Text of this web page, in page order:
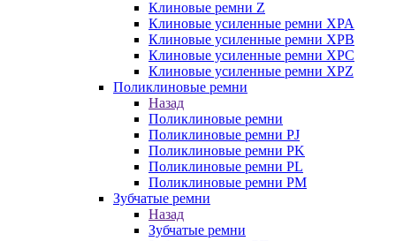
Клиновые ремни Z
Клиновые усиленные ремни XPA
Клиновые усиленные ремни XPB
Клиновые усиленные ремни XPC
Клиновые усиленные ремни XPZ
Поликлиновые ремни
Назад
Поликлиновые ремни
Поликлиновые ремни PJ
Поликлиновые ремни PK
Поликлиновые ремни PL
Поликлиновые ремни PM
Зубчатые ремни
Назад
Зубчатые ремни